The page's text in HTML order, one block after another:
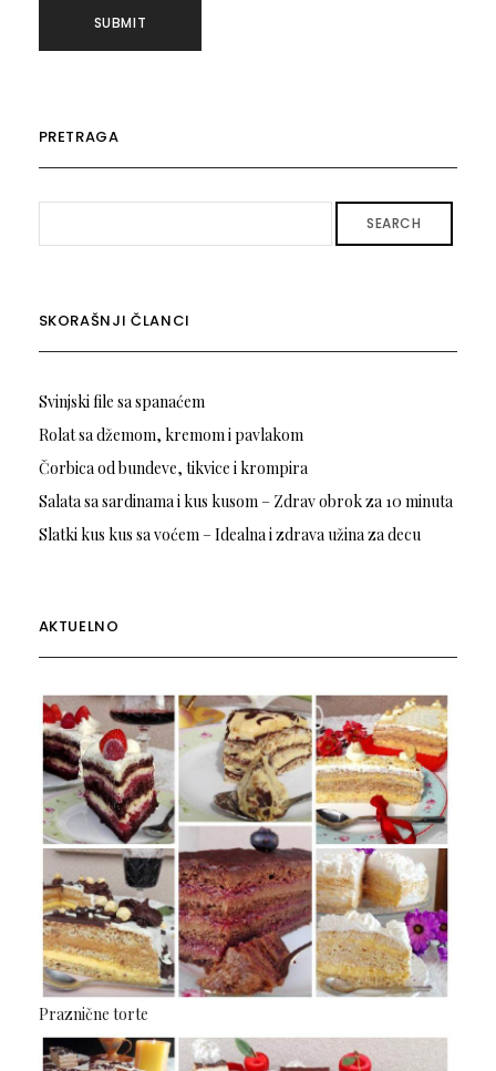
PRETRAGA
SEARCH
SKORAŠNJI ČLANCI
Svinjski file sa spanaćem
Rolat sa džemom, kremom i pavlakom
Čorbica od bundeve, tikvice i krompira
Salata sa sardinama i kus kusom – Zdrav obrok za 10 minuta
Slatki kus kus sa voćem – Idealna i zdrava užina za decu
AKTUELNO
Praznične torte